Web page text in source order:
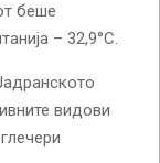
беше
– 32,9°C.
видови